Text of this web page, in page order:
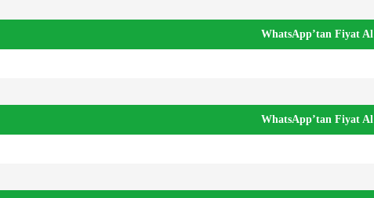
WhatsApp’tan Fiyat Al
WhatsApp’tan Fiyat Al